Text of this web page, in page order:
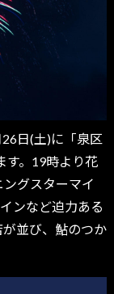
日(土)に「泉区
す。19時より花
グスターマイ
ンなど迫力ある
並び、鮎のつか